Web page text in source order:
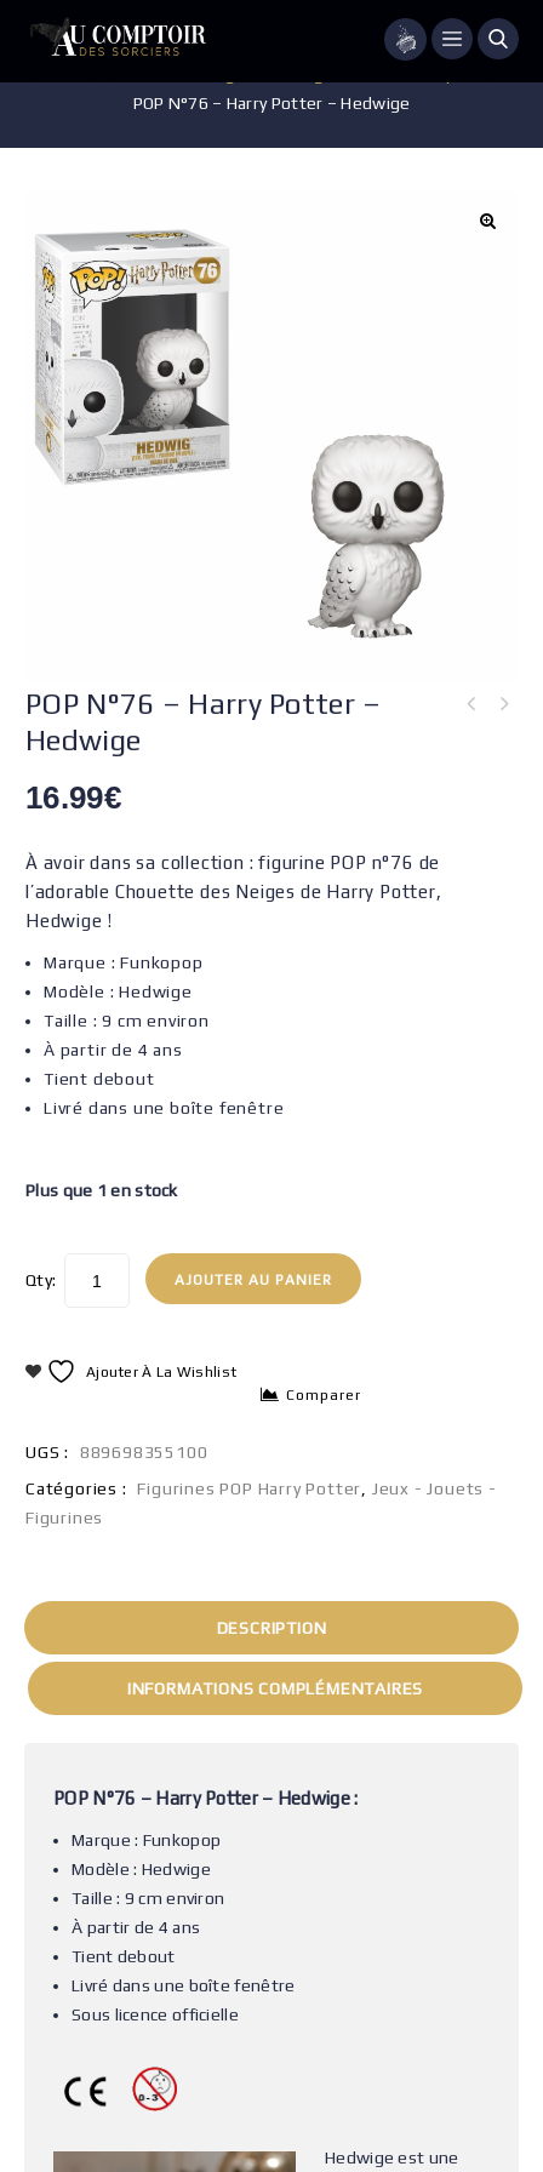
Menu
POP N°76 – Harry Potter – Hedwige
POP N°76 – Harry Potter –
Hedwige
16.99€
À avoir dans sa collection : figurine POP n°76 de
l’adorable Chouette des Neiges de Harry Potter,
Hedwige !
Marque : Funkopop
Modèle : Hedwige
Taille : 9 cm environ
À partir de 4 ans
Tient debout
Livré dans une boîte fenêtre
Plus que 1 en stock
Qty: AJOUTER AU PANIER
Ajouter À La Wishlist
Comparer
UGS :
889698355100
Catégories :
Figurines POP Harry Potter
Jeux - Jouets -
Figurines
DESCRIPTION
INFORMATIONS COMPLÉMENTAIRES
POP N°76 – Harry Potter – Hedwige :
Marque : Funkopop
Modèle : Hedwige
Taille : 9 cm environ
À partir de 4 ans
Tient debout
Livré dans une boîte fenêtre
Sous licence officielle
Hedwige est une